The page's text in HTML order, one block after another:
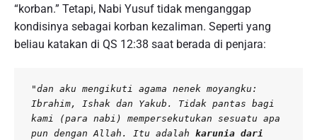
“korban.” Tetapi, Nabi Yusuf tidak menganggap
kondisinya sebagai korban kezaliman. Seperti yang
beliau katakan di QS 12:38 saat berada di penjara:
"dan aku mengikuti agama nenek moyangku:
Ibrahim, Ishak dan Yakub. Tidak pantas bagi
kami (para nabi) mempersekutukan sesuatu apa
pun dengan Allah. Itu adalah karunia dari